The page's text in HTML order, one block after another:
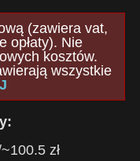
(zawiera vat,
opłaty). Nie
kosztów.
wszystkie
zł